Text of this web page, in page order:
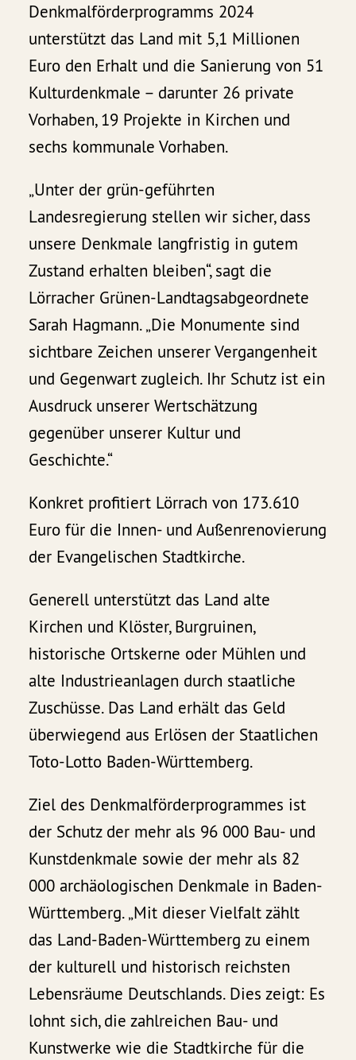
Denkmalförderprogramms 2024
unterstützt das Land mit 5,1 Millionen
Euro den Erhalt und die Sanierung von 51
Kulturdenkmale – darunter 26 private
Vorhaben, 19 Projekte in Kirchen und
sechs kommunale Vorhaben.
„Unter der grün-geführten
Landesregierung stellen wir sicher, dass
unsere Denkmale langfristig in gutem
Zustand erhalten bleiben“, sagt die
Lörracher Grünen-Landtagsabgeordnete
Sarah Hagmann. „Die Monumente sind
sichtbare Zeichen unserer Vergangenheit
und Gegenwart zugleich. Ihr Schutz ist ein
Ausdruck unserer Wertschätzung
gegenüber unserer Kultur und
Geschichte.“
Konkret profitiert Lörrach von 173.610
Euro für die Innen- und Außenrenovierung
der Evangelischen Stadtkirche.
Generell unterstützt das Land alte
Kirchen und Klöster, Burgruinen,
historische Ortskerne oder Mühlen und
alte Industrieanlagen durch staatliche
Zuschüsse. Das Land erhält das Geld
überwiegend aus Erlösen der Staatlichen
Toto-Lotto Baden-Württemberg.
Ziel des Denkmalförderprogrammes ist
der Schutz der mehr als 96 000 Bau- und
Kunstdenkmale sowie der mehr als 82
000 archäologischen Denkmale in Baden-
Württemberg. „Mit dieser Vielfalt zählt
das Land-Baden-Württemberg zu einem
der kulturell und historisch reichsten
Lebensräume Deutschlands. Dies zeigt: Es
lohnt sich, die zahlreichen Bau- und
Kunstwerke wie die Stadtkirche für die